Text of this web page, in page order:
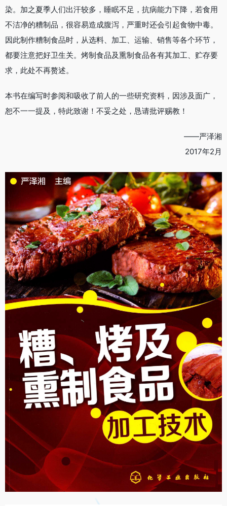
染。加之夏季人们出汗较多，睡眠不足，抗病能力下降，若食用
不洁净的糟制品，很容易造成腹泻，严重时还会引起食物中毒。
因此制作糟制食品时，从选料、加工、运输、销售等各个环节，
都要注意把好卫生关。烤制食品及熏制食品各有其加工、贮存要
求，此处不再赘述。
本书在编写时参阅和吸收了前人的一些研究资料，因涉及面广，
恕不一一提及，特此致谢！不妥之处，恳请批评赐教！
——严泽湘
2017年2月